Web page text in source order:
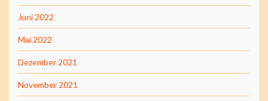
Juni 2022
Mai 2022
Dezember 2021
November 2021